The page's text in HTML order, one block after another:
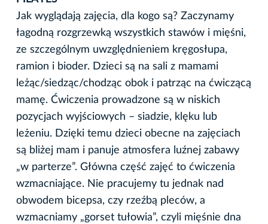
Jak wyglądają zajęcia, dla kogo są? Zaczynamy
łagodną rozgrzewką wszystkich stawów i mięśni,
ze szczególnym uwzględnieniem kręgosłupa,
ramion i bioder. Dzieci są na sali z mamami
leżąc/siedząc/chodząc obok i patrząc na ćwiczącą
mamę. Ćwiczenia prowadzone są w niskich
pozycjach wyjściowych – siadzie, klęku lub
leżeniu. Dzięki temu dzieci obecne na zajęciach
są bliżej mam i panuje atmosfera luźnej zabawy
„w parterze”. Główna część zajęć to ćwiczenia
wzmacniające. Nie pracujemy tu jednak nad
obwodem bicepsa, czy rzeźbą pleców, a
wzmacniamy „gorset tułowia”, czyli mięśnie dna